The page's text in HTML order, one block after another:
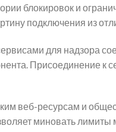
блокировок и
подключения из
для надзора
Присоединение к
веб-ресурсам и
миновать